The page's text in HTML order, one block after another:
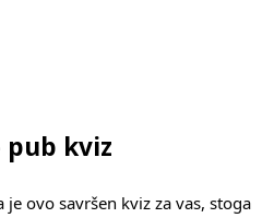
pub kviz
ovo savršen kviz za vas, stoga